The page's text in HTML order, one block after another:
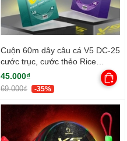
Cuộn 60m dây câu cá V5 DC-25
cước trục, cước thẻo Rice
Fishing
45.000₫
69.000₫ -35%